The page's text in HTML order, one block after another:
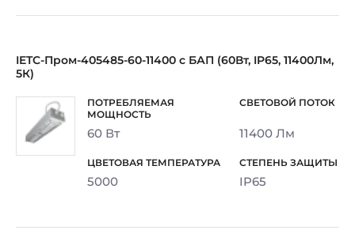
IETC-Пром-405485-60-11400 с БАП (60Вт, IP65, 11400Лм,
5К)
60 Вт 11400 Лм
5000 IP65